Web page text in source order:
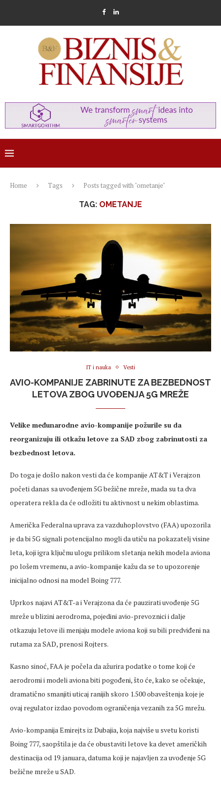
Home Tags Posts tagged with "ometanje"
TAG: OMETANJE
IT i nauka Vesti
AVIO-KOMPANIJE ZABRINUTE ZA BEZBEDNOST
LETOVA ZBOG UVOĐENJA 5G MREŽE
Velike međunarodne avio-kompanije požurile su da
reorganizuju ili otkažu letove za SAD zbog zabrinutosti za
bezbednost letova.
Do toga je došlo nakon vesti da će kompanije AT&T i Verajzon
početi danas sa uvođenjem 5G bežične mreže, mada su ta dva
operatera rekla da će odložiti tu aktivnost u nekim oblastima.
Američka Federalna uprava za vazduhoplovstvo (FAA) upozorila
je da bi 5G signali potencijalno mogli da utiču na pokazatelj visine
leta, koji igra ključnu ulogu prilikom sletanja nekih modela aviona
po lošem vremenu, a avio-kompanije kažu da se to upozorenje
inicijalno odnosi na model Boing 777.
Uprkos najavi AT&T-a i Verajzona da će pauzirati uvođenje 5G
mreže u blizini aerodroma, pojedini avio-prevoznici i dalje
otkazuju letove ili menjaju modele aviona koji su bili predviđeni na
rutama za SAD, prenosi Rojters.
Kasno sinoć, FAA je počela da ažurira podatke o tome koji će
aerodromi i modeli aviona biti pogođeni, što će, kako se očekuje,
dramatično smanjiti uticaj ranijih skoro 1.500 obaveštenja koje je
ovaj regulator izdao povodom ograničenja vezanih za 5G mrežu.
Avio-kompanija Emirejts iz Dubajia, koja najviše u svetu koristi
Boing 777, saopštila je da će obustaviti letove ka devet američkih
destinacija od 19. januara, datuma koji je najavljen za uvođenje 5G
bežične mreže u SAD.